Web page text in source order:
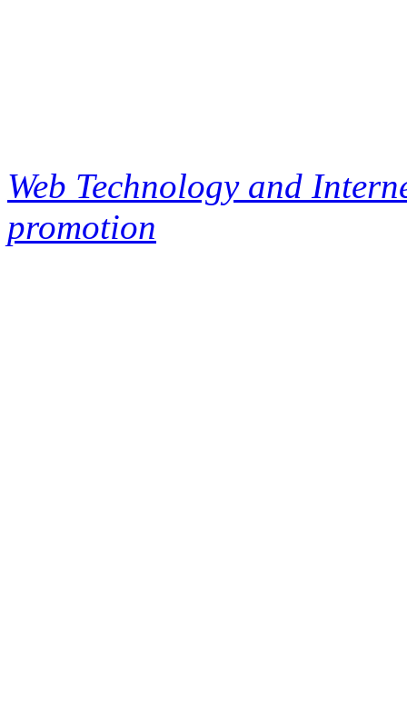
Web Technology and
promotion